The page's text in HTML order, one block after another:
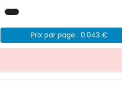
Prix par page : 0.043 €